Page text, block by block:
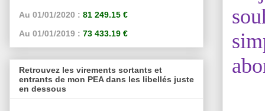
Au 01/01/2020 : 81 249.15 €
Au 01/01/2019 : 73 433.19 €
Retrouvez les virements sortants et
entrants de mon PEA dans les libellés juste
en dessous